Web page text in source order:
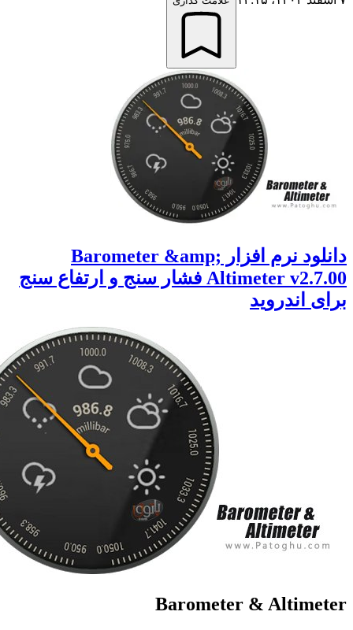
دانلود نرم افزار Barometer &amp;
Altimeter v2.7.00 فشار سنج و ارتفاع سنج
اندروید
Barometer &